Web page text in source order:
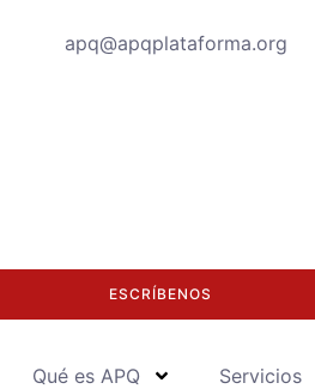
apq@apqplataforma.org
ESCRÍBENOS
Qué es APQ Servicios